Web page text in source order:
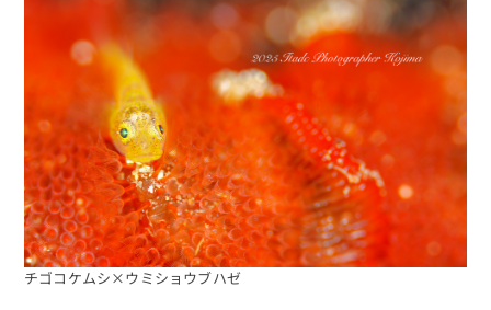
チゴコケムシ×ウミショウブハゼ